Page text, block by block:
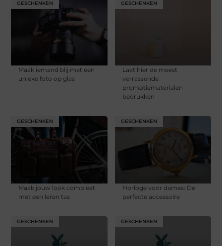
GESCHENKEN
Maak iemand blij met een
unieke foto op glas
GESCHENKEN
Laat hier de meest
verrassende
promotiematerialen
bedrukken
GESCHENKEN
Maak jouw look compleet
met een leren tas
GESCHENKEN
Horloge voor dames: De
perfecte accessoire
GESCHENKEN GESCHENKEN